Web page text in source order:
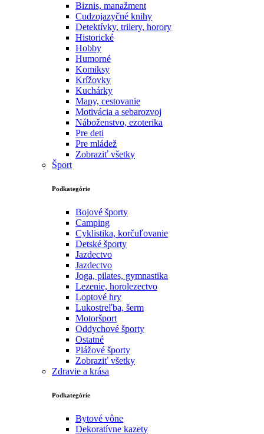
Biznis, manažment
Cudzojazyčné knihy
Detektívky, trilery, horory
Historické
Hobby
Humorné
Komiksy
Krížovky
Kuchárky
Mapy, cestovanie
Motivácia a sebarozvoj
Náboženstvo, ezoterika
Pre deti
Pre mládež
Zobraziť všetky
Šport
Podkategórie
Bojové športy
Camping
Cyklistika, korčuľovanie
Detské športy
Jazdectvo
Jazdectvo
Joga, pilates, gymnastika
Lezenie, horolezectvo
Loptové hry
Lukostreľba, šerm
Motoršport‎
Oddychové športy
Ostatné
Plážové športy
Zobraziť všetky
Zdravie a krása
Podkategórie
Bytové vône
Dekoratívne kazety